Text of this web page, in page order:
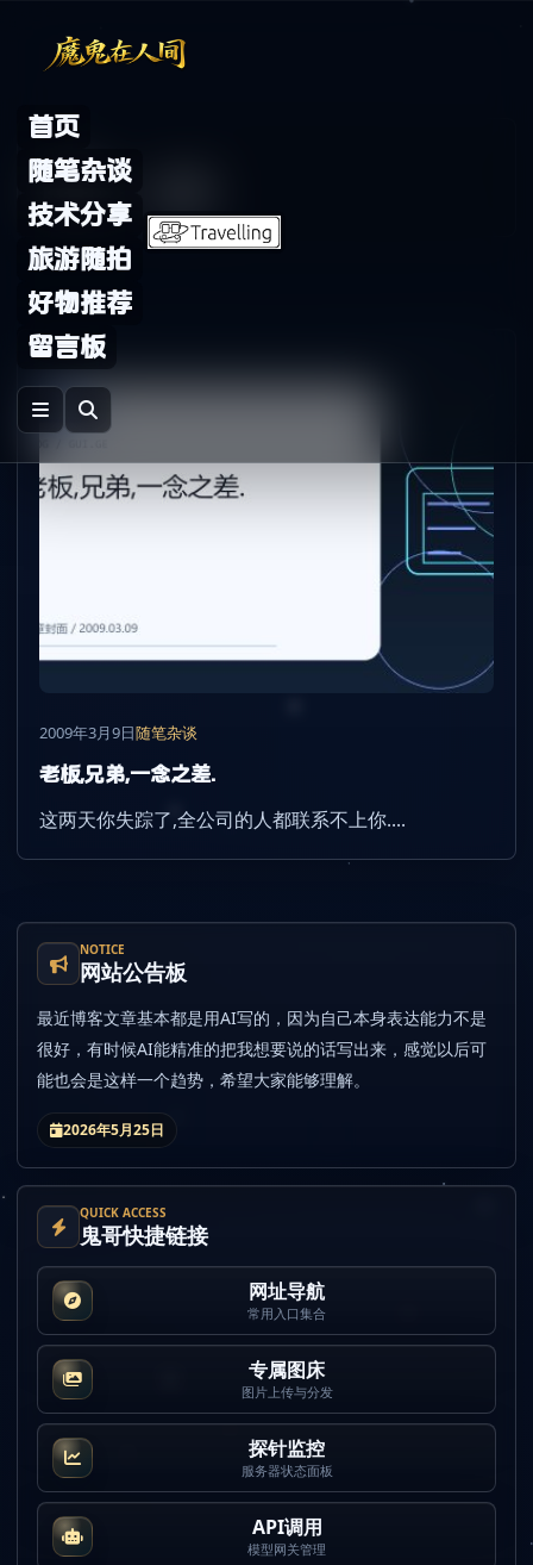
首页
随笔杂谈
技术分享
旅游随拍
好物推荐
留言板
Archive
标签：
NOTICE
网站公告板
最近博客文章基本都是用AI写的，因为自己本身表达能力不是
很好，有时候AI能精准的把我想要说的话写出来，感觉以后可
能也会是这样一个趋势，希望大家能够理解。
2026年5月25日
QUICK ACCESS
鬼哥快捷链接
网址导航
常用入口集合
专属图床
图片上传与分发
探针监控
服务器状态面板
API调用
模型网关管理
2009年3月9日随笔杂谈
老板,兄弟,一念之差.
这两天你失踪了,全公司的人都联系不上你....